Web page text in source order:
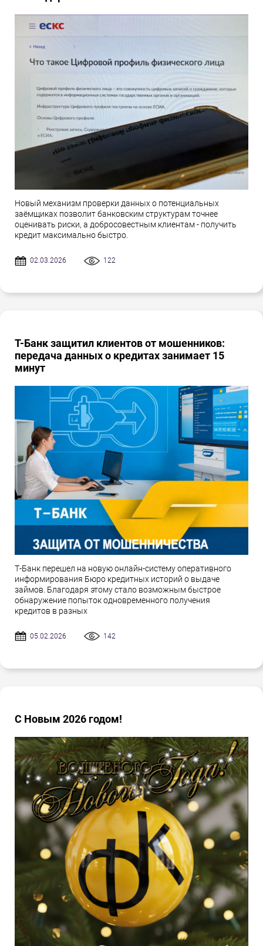
Новый механизм проверки данных о потенциальных
заёмщиках позволит банковским структурам точнее
оценивать риски, а добросовестным клиентам - получить
кредит максимально быстро.
02.03.2026 122
Т-Банк защитил клиентов от мошенников:
передача данных о кредитах занимает 15
минут
Т-Банк перешел на новую онлайн-систему оперативного
информирования Бюро кредитных историй о выдаче
займов. Благодаря этому стало возможным быстрое
обнаружение попыток одновременного получения
кредитов в разных
05.02.2026 142
С Новым 2026 годом!